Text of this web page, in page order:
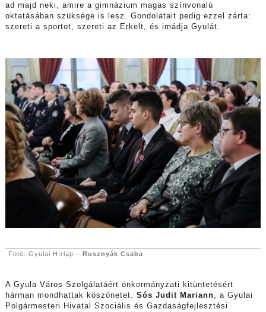
ad majd neki, amire a gimnázium magas színvonalú
oktatásában szüksége is lesz. Gondolatait pedig ezzel zárta:
szereti a sportot, szereti az Erkelt, és imádja Gyulát.
Fotó: Gyulai Hírlap – Rusznyák Csaba
A Gyula Város Szolgálatáért önkormányzati kitüntetésért
hárman mondhattak köszönetet. Sós Judit Mariann, a Gyulai
Polgármesteri Hivatal Szociális és Gazdaságfejlesztési